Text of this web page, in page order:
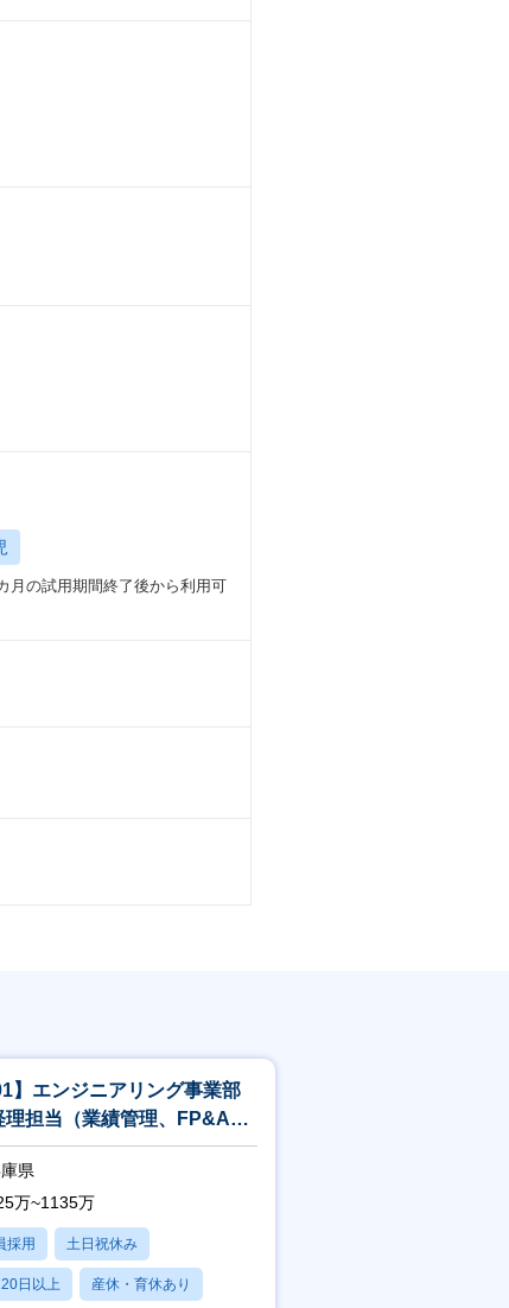
月の試用期間終了後から利用可
】エンジニアリング事業部
理担当（業績管理、FP&A、
算、会計・税務処理検討、監
県
万~1135万
採用 土日祝休み
日以上 産休・育休あり